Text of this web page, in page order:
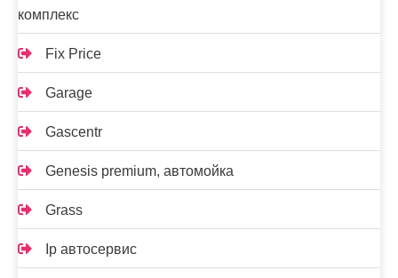
комплекс
Fix Price
Garage
Gascentr
Genesis premium, автомойка
Grass
Ip автосервис